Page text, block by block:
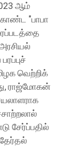
ஆம்
"பாபா
வெற்றிக்
ராஜ்மோகன்
சேர்ப்பதில்